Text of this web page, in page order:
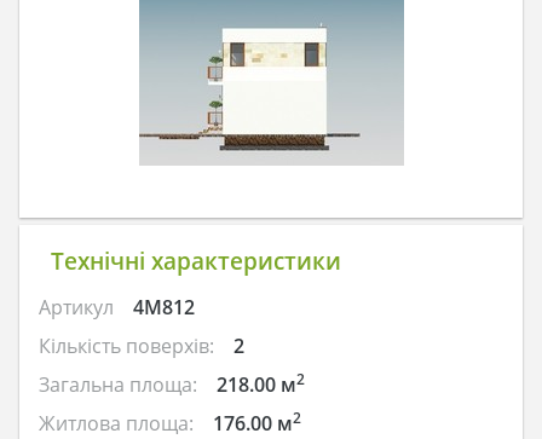
Технічні характеристики
Артикул
4M812
Кількість поверхів:
2
Загальна площа:
218.00 м2
Житлова площа: 176.00 м2